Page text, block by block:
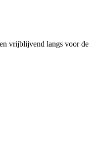
vrijblijvend langs voor de